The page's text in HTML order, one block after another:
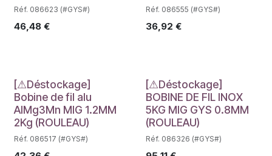
Réf. 086623 (#GYS#)
46,48 €
Réf. 086555 (#GYS#)
36,92 €
Déstockage
[⚠Déstockage]
Bobine de fil alu
AlMg3Mn MIG 1.2MM
2Kg (ROULEAU)
Réf. 086517 (#GYS#)
Déstockage
[⚠Déstockage]
BOBINE DE FIL INOX
5KG MIG GYS 0.8MM
(ROULEAU)
Réf. 086326 (#GYS#)